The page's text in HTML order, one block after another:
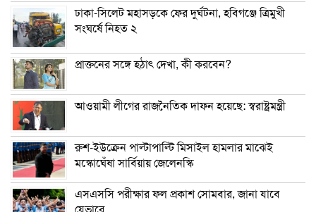
ঢাকা-সিলেট মহাসড়কে ফের দুর্ঘটনা, হবিগঞ্জে ত্রিমুখী
সংঘর্ষে নিহত ২
প্রাক্তনের সঙ্গে হঠাৎ দেখা, কী করবেন?
আওয়ামী লীগের রাজনৈতিক দাফন হয়েছে: স্বরাষ্ট্রমন্ত্রী
রুশ-ইউক্রেন পাল্টাপাল্টি মিসাইল হামলার মাঝেই
মস্কোঘেঁষা সার্বিয়ায় জেলেনস্কি
এসএসসি পরীক্ষার ফল প্রকাশ সোমবার, জানা যাবে